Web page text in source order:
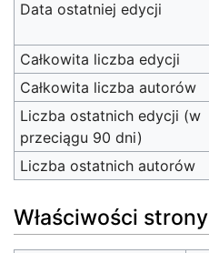
Data ostatniej edycji
Całkowita liczba edycji
Całkowita liczba autorów
Liczba ostatnich edycji (w
przeciągu 90 dni)
Liczba ostatnich autorów
Właściwości strony